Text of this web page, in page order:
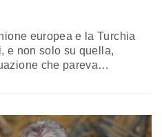
europea e la Turchia
e non solo su quella,
che pareva
i temi della crisi…